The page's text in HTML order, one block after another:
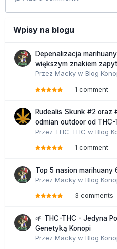
Wpisy na blogu
Depenalizacja
większym znakiem
Przez Macky w Blog
1 comment
Rudealis Skunk #2 oraz
odmian outdoor od THC-
Przez THC-THC w Blog
1 comment
Top 5 nasion marihuany
Przez Macky w Blog
3 comments
🌱 THC-THC - Jedyna
Genetyką Konopi
Przez Macky w Blog